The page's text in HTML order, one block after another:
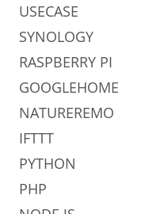
USECASE
SYNOLOGY
RASPBERRY PI
GOOGLEHOME
NATUREREMO
IFTTT
PYTHON
PHP